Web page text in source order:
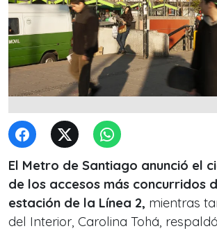
El Metro de Santiago anunció el
de los accesos más concurridos
estación de la Línea 2, mientras
del Interior, Carolina Tohá,